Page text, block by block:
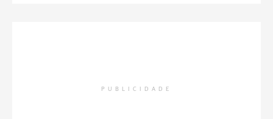
PUBLICIDADE